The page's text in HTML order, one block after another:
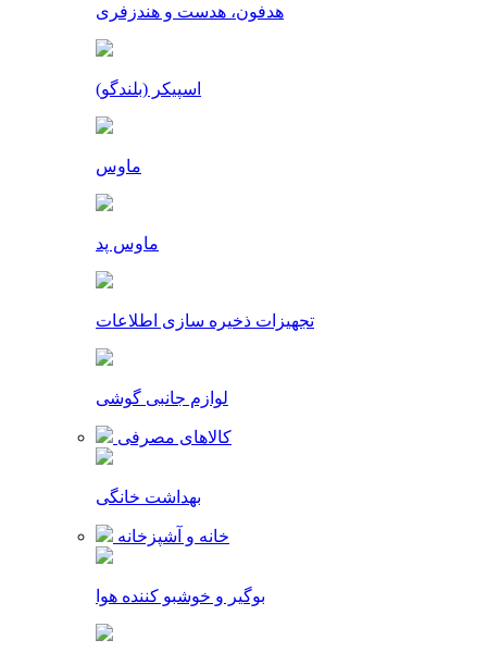
هدفون، هدست و هندزفری
اسپیکر (بلندگو)
ماوس
ماوس پد
تجهیزات ذخیره سازی اطلاعات
لوازم جانبی گوشی
کالاهای مصرفی
بهداشت خانگی
خانه و آشپزخانه
بوگیر و خوشبو کننده هوا